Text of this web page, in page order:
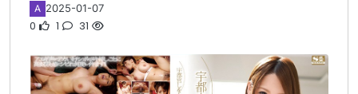
A 2025-01-07
0 1 31